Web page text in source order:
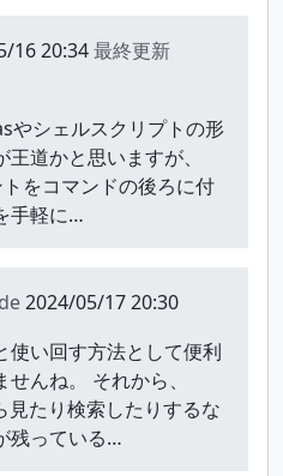
16 20:34最終更新
やシェルスクリプトの形
道かと思いますが、
をコマンドの後ろに付
手軽に…
2024/05/17 20:30
使い回す方法として便利
んね。 それから、
たり検索したりするな
残っている…